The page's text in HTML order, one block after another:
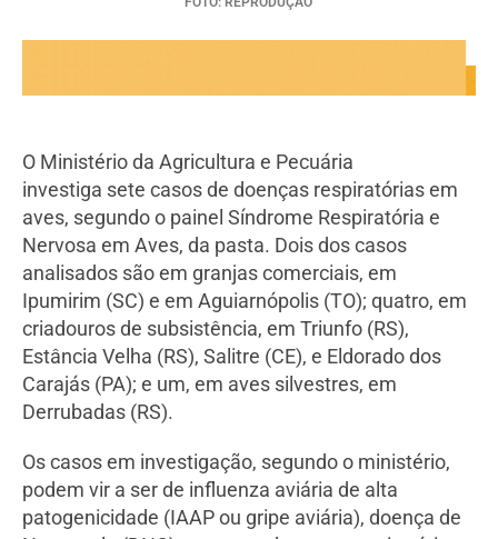
O Ministério da Agricultura e Pecuária
investiga sete casos de doenças respiratórias em
aves, segundo o painel Síndrome Respiratória e
Nervosa em Aves, da pasta. Dois dos casos
analisados são em granjas comerciais, em
Ipumirim (SC) e em Aguiarnópolis (TO); quatro, em
criadouros de subsistência, em Triunfo (RS),
Estância Velha (RS), Salitre (CE), e Eldorado dos
Carajás (PA); e um, em aves silvestres, em
Derrubadas (RS).
Os casos em investigação, segundo o ministério,
podem vir a ser de influenza aviária de alta
patogenicidade (IAAP ou gripe aviária), doença de